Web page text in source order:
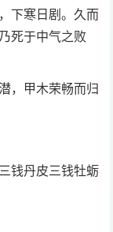
下寒日剧。久而
死于中气之败
，甲木荣畅而归
钱丹皮三钱牡蛎